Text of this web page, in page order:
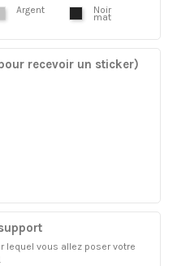
Argent Noir
mat
recevoir un sticker)
lequel vous allez poser votre